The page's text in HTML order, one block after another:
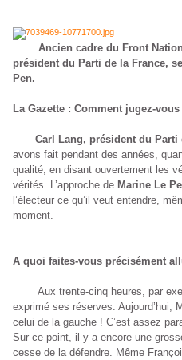
Ancien cadre du Front
président du Parti de la France,
Pen.
La Gazette : Comment jugez-vous
Carl Lang, président du Parti
avons fait pendant des années,
qualité, en disant ouvertement les
vérités. L’approche de Marine Le
l’électeur ce qu’il veut entendre,
moment.
A quoi faites-vous précisément
Aux trente-cinq heures, par
exprimé ses réserves. Aujourd’hui,
celui de la gauche ! C’est assez
Sur ce point, il y a encore une
cesse de la défendre. Même